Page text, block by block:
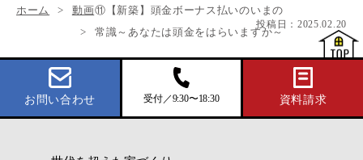
投稿日： 2025.02.20
ホーム 動画⑪【新築】頭金ボーナス払いのいまの
常識～あなたは頭金をはらいますか～
お問い合わせ 受付／9:30〜18:30 資料請求